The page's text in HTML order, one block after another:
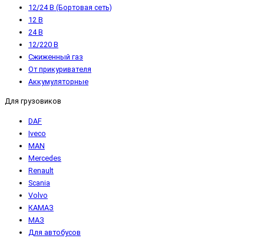
12/24 В (Бортовая сеть)
12 В
24 В
12/220 В
Сжиженный газ
От прикуривателя
Аккумуляторные
Для грузовиков
DAF
Iveco
MAN
Mercedes
Renault
Scania
Volvo
КАМАЗ
МАЗ
Для автобусов